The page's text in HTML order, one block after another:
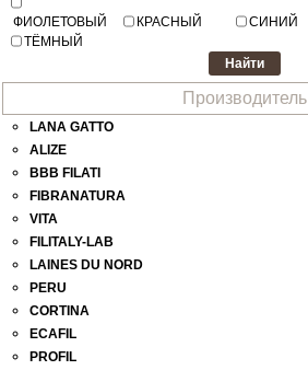
ФИОЛЕТОВЫЙ КРАСНЫЙ СИНИЙ
ТЁМНЫЙ
Производитель
LANA GATTO
ALIZE
BBB FILATI
FIBRANATURA
VITA
FILITALY-LAB
LAINES DU NORD
PERU
CORTINA
ECAFIL
PROFIL